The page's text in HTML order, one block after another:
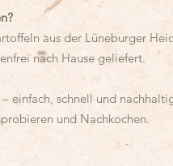
aus der Lüneburger
nach Hause geliefert.
einfach, schnell und
und Nachkochen.